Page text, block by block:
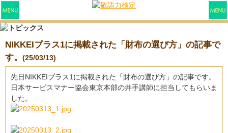
NIKKEIプラス1に掲載された「財布の選び方」の記事で
す。 (25/03/13)
先日NIKKEIプラス1に掲載された「財布の選び方」の記事です。
日本サービスマナー協会東京本部の井手講師に担当してもらいま
した。